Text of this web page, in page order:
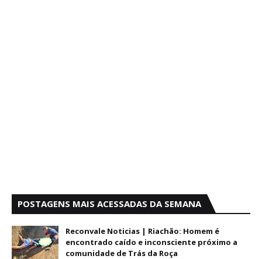
POSTAGENS MAIS ACESSADAS DA SEMANA
Reconvale Noticias | Riachão: Homem é
encontrado caído e inconsciente próximo a
comunidade de Trás da Roça